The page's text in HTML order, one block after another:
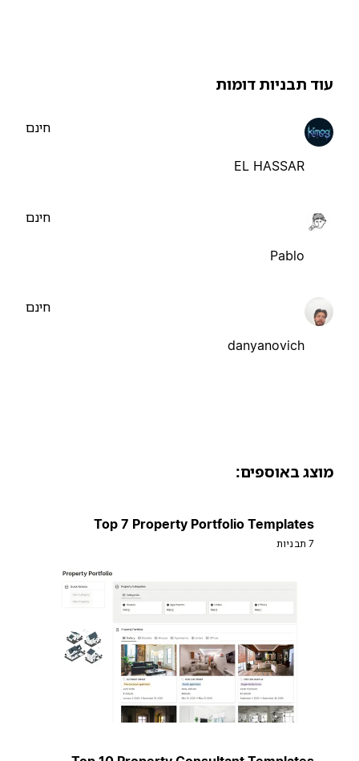
תבניות דומות
EL HASSAR
Pablo
danyanovich
באוספים:
Top 7 Property Portfolio Templates